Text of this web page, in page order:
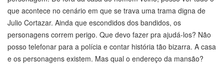
que acontece no cenário em que se trava uma trama digna de
Julio Cortazar. Ainda que escondidos dos bandidos, os
personagens correm perigo. Que devo fazer pra ajudá-los? Não
posso telefonar para a polícia e contar história tão bizarra. A casa
e os personagens existem. Mas qual o endereço da mansão?